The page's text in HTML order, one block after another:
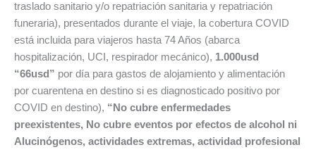
traslado sanitario y/o repatriación sanitaria y repatriación
funeraria), presentados durante el viaje, la cobertura COVID
está incluida para viajeros hasta 74 Años (abarca
hospitalización, UCI, respirador mecánico), 1.000usd
“66usd” por día para gastos de alojamiento y alimentación
por cuarentena en destino si es diagnosticado positivo por
COVID en destino), “No cubre enfermedades
preexistentes, No cubre eventos por efectos de alcohol ni
Alucinógenos, actividades extremas, actividad profesional